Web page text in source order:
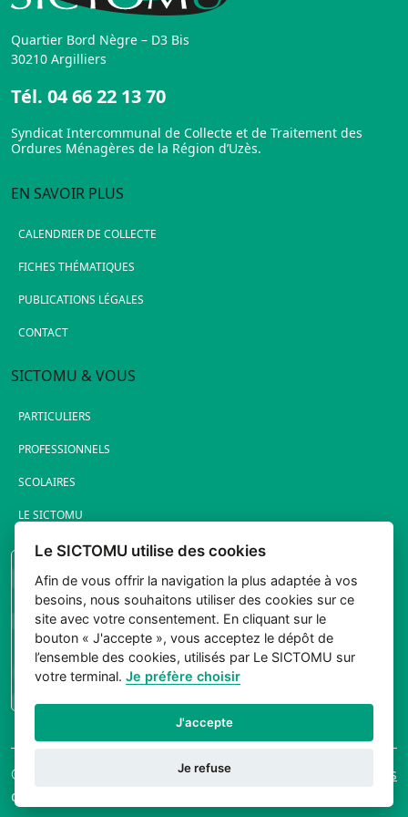
Quartier Bord Nègre – D3 Bis
30210 Argilliers
Tél. 04 66 22 13 70
Syndicat Intercommunal de Collecte et de Traitement des
Ordures Ménagères de la Région d’Uzès.
EN SAVOIR PLUS
CALENDRIER DE COLLECTE
FICHES THÉMATIQUES
PUBLICATIONS LÉGALES
CONTACT
SICTOMU & VOUS
PARTICULIERS
PROFESSIONNELS
SCOLAIRES
LE SICTOMU
PORTAIL ÉLUS
CONNEXION
© 2026 Sictomu. Tout
droits réservés.
Mentions légales
Le SICTOMU utilise des cookies
Afin de vous offrir la navigation la plus adaptée à vos
besoins, nous souhaitons utiliser des cookies sur ce
site avec votre consentement. En cliquant sur le
bouton « J'accepte », vous acceptez le dépôt de
l’ensemble des cookies, utilisés par Le SICTOMU sur
votre terminal.Je préfère choisir
J'accepte
Je refuse